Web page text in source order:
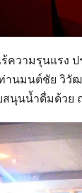
ร้ความรุนแรง
นมนต์ชัย วิวั
นุนน้ำดื่มด้วย